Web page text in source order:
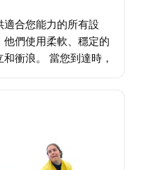
合您能力的所有設
們使用柔軟、穩定的
衝浪。 當您到達時，